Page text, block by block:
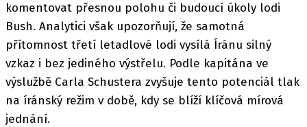
komentovat přesnou polohu či budoucí úkoly lodi
Bush. Analytici však upozorňují, že samotná
přítomnost třetí letadlové lodi vysílá Íránu silný
vzkaz i bez jediného výstřelu. Podle kapitána ve
výslužbě Carla Schustera zvyšuje tento potenciál tlak
na íránský režim v době, kdy se blíží klíčová mírová
jednání.